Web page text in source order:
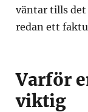
väntar tills det
redan ett
Varför
viktig